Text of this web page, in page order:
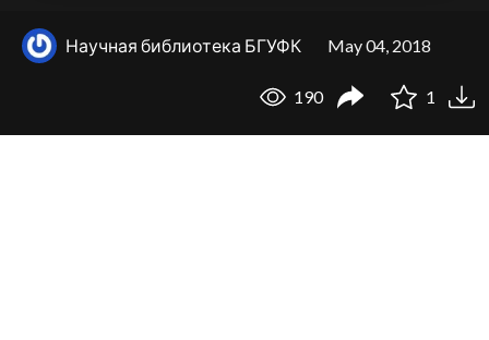
Научная библиотека БГУФК May 04, 2018
190 1